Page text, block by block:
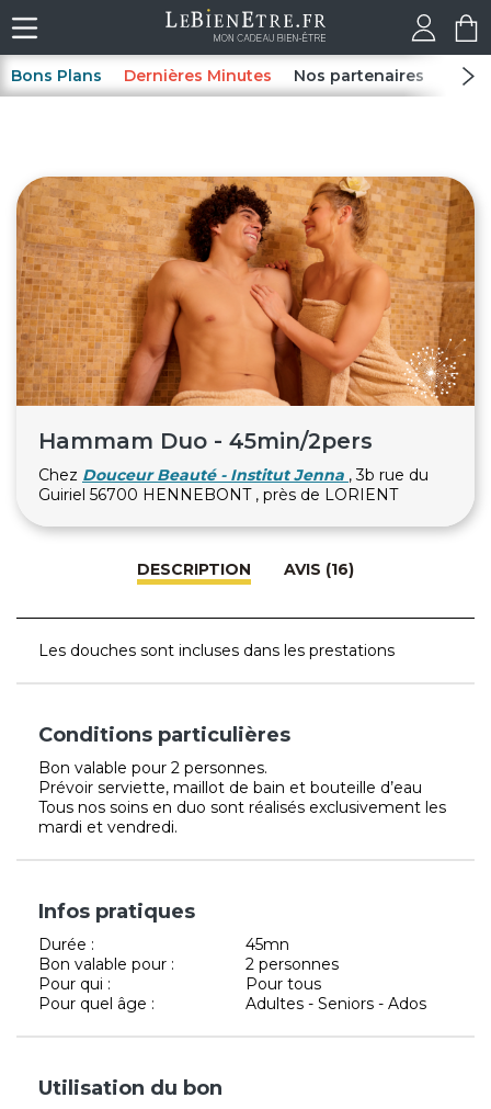
Bons Plans Dernières Minutes Nos partenaires Spas
Hammam Duo - 45min/2pers
Chez Douceur Beauté - Institut Jenna , 3b rue du
Guiriel 56700 HENNEBONT , près de LORIENT
DESCRIPTION AVIS (16)
Les douches sont incluses dans les prestations
Conditions particulières
Bon valable pour 2 personnes.
Prévoir serviette, maillot de bain et bouteille d’eau
Tous nos soins en duo sont réalisés exclusivement les
mardi et vendredi.
Infos pratiques
Durée :
45mn
Bon valable pour :
2 personnes
Pour qui :
Pour tous
Pour quel âge :
Adultes - Seniors - Ados
Utilisation du bon